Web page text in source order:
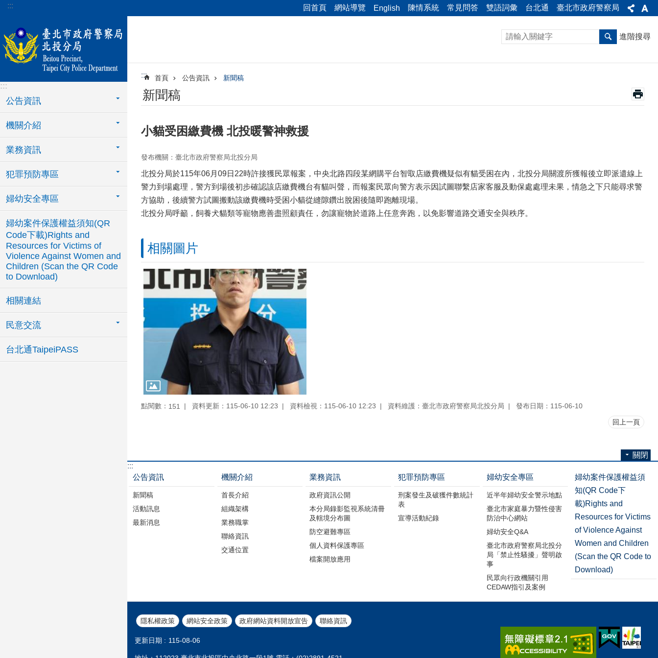
跳到主要內容區塊
::: 回首頁 網站導覽 English 陳情系統 常見問答 雙語詞彙 台北通 臺北市政府警察局
:::
公告資訊
機關介紹
業務資訊
犯罪預防專區
婦幼安全專區
婦幼案件保護權益須知(QR
Code下載)Rights and
Resources for Victims of
Violence Against Women and
Children (Scan the QR Code
to Download)
相關連結
民意交流
台北通TaipeiPASS
進階搜尋
::: 首頁 公告資訊 新聞稿
新聞稿
小貓受困繳費機 北投暖警神救援
發布機關：臺北市政府警察局北投分局
北投分局於115年06月09日22時許接獲民眾報案，中央北路四段某網購平台智取店繳費機疑似有貓受困在內，北投分局關渡所獲報後立即派遣線上
警力到場處理，警方到場後初步確認該店繳費機台有貓叫聲，而報案民眾向警方表示因試圖聯繫店家客服及動保處處理未果，情急之下只能尋求警
方協助，後續警方試圖搬動該繳費機時受困小貓從縫隙鑽出脫困後隨即跑離現場。
北投分局呼籲，飼養犬貓類等寵物應善盡照顧責任，勿讓寵物於道路上任意奔跑，以免影響道路交通安全與秩序。
相關圖片
點閱數： 151 資料更新：115-06-10 12:23 資料檢視：115-06-10 12:23 資料維護：臺北市政府警察局北投分局 發布日期：115-06-10
回上一頁
關閉
:::
公告資訊
新聞稿
活動訊息
最新消息
機關介紹
首長介紹
組織架構
業務職掌
聯絡資訊
交通位置
業務資訊
政府資訊公開
本分局錄影監視系統清冊
及轄境分布圖
防空避難專區
個人資料保護專區
檔案開放應用
犯罪預防專區
刑案發生及破獲件數統計
表
宣導活動紀錄
婦幼安全專區
近半年婦幼安全警示地點
臺北市家庭暴力暨性侵害
防治中心網站
婦幼安全Q&A
臺北市政府警察局北投分
局「禁止性騷擾」聲明啟
事
民眾向行政機關引用
CEDAW指引及案例
婦幼案件保護權益須
知(QR Code下
載)Rights and
Resources for Victims
of Violence Against
Women and Children
(Scan the QR Code to
Download)
隱私權政策 網站安全政策 政府網站資料開放宣告 聯絡資訊
更新日期 115-08-06